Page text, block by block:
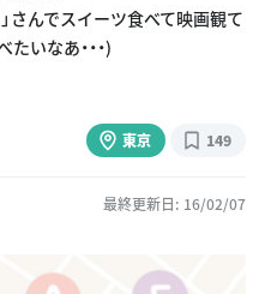
さんでスイーツ食べて映画観て
いなあ・・・)
東京 149
最終更新日: 16/02/07